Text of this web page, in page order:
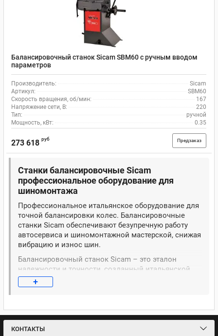
Балансировочный станок Sicam SBM60 с ручным вводом
параметров
Производитель:
Sicam
Артикул:
SBM60
Скорость вращения, об/мин:
167
Напряжение сети, В:
220
Тип:
ручной
Мощность, кВт:
0.35
273 618 руб Предзаказ
Cтанки балансировочные Sicam
профессиональное оборудование для
шиномонтажа
Профессиональное итальянское оборудование для
точной балансировки колес. Балансировочные
станки Sicam обеспечивают безупречную работу
автосервиса и шиномонтажной мастерской, снижая
вибрацию и износ шин.
Балансировочный станок Sicam – это эталон
надежности и точности, созданный итальянской
компанией с 1975-летней историей и входящей в
состав концерна Bosch Group. Оборудование
типами дисков легковых и грузовых автомобилей в
условиях высокого потока клиентов.
Балансировочный станок Сикам оснащен
+
КОНТАКТЫ